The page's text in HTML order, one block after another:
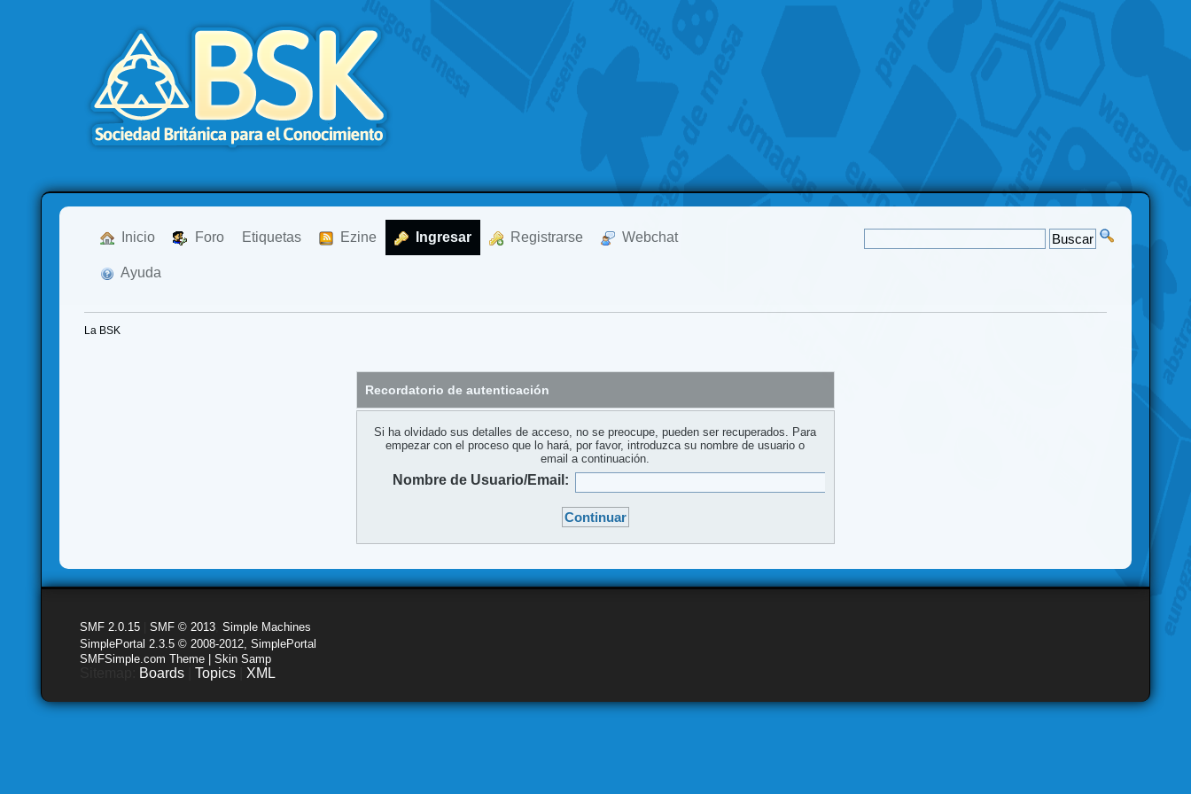
Inicio Foro Etiquetas Ezine Ingresar Registrarse Webchat
Ayuda
La BSK
Recordatorio de autenticación
Si ha olvidado sus detalles de acceso, no se preocupe, pueden ser recuperados. Para
empezar con el proceso que lo hará, por favor, introduzca su nombre de usuario o
email a continuación.
Nombre de Usuario/Email:
SMF 2.0.15 |SMF © 2013 ,Simple Machines
SimplePortal 2.3.5 © 2008-2012, SimplePortal
SMFSimple.com Theme | Skin Samp
Boards |Topics XML